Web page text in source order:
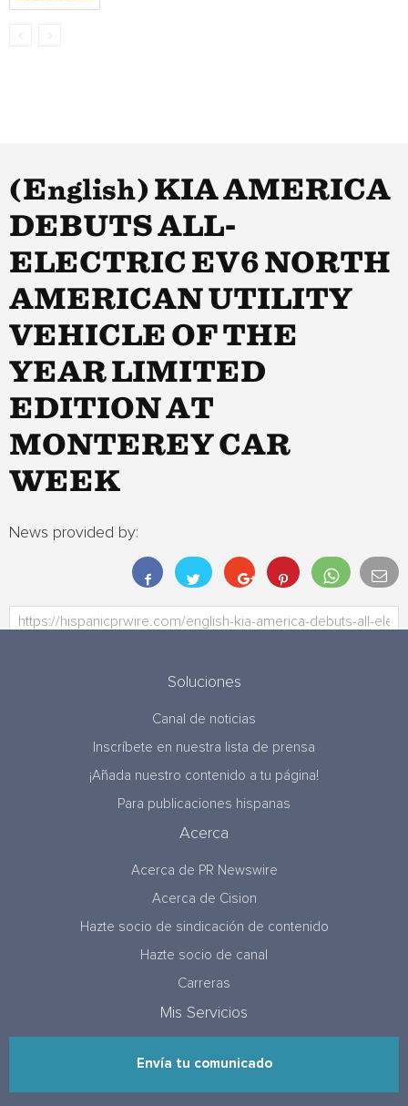
(English) KIA AMERICA
DEBUTS ALL-
ELECTRIC EV6 NORTH
AMERICAN UTILITY
VEHICLE OF THE
YEAR LIMITED
EDITION AT
MONTEREY CAR
WEEK
News provided by:
Soluciones
Canal de noticias
Inscríbete en nuestra lista de prensa
¡Añada nuestro contenido a tu página!
Para publicaciones hispanas
Acerca
Acerca de PR Newswire
Acerca de Cision
Hazte socio de sindicación de contenido
Hazte socio de canal
Carreras
Mis Servicios
Envía tu comunicado